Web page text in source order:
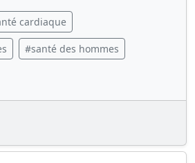
cardiaque
#santé des hommes